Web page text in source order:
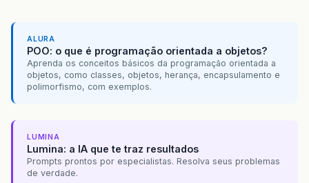
ALURA
POO: o que é programação orientada a objetos?
Aprenda os conceitos básicos da programação orientada a
objetos, como classes, objetos, herança, encapsulamento e
polimorfismo, com exemplos.
LUMINA
Lumina: a IA que te traz resultados
Prompts prontos por especialistas. Resolva seus problemas
de verdade.